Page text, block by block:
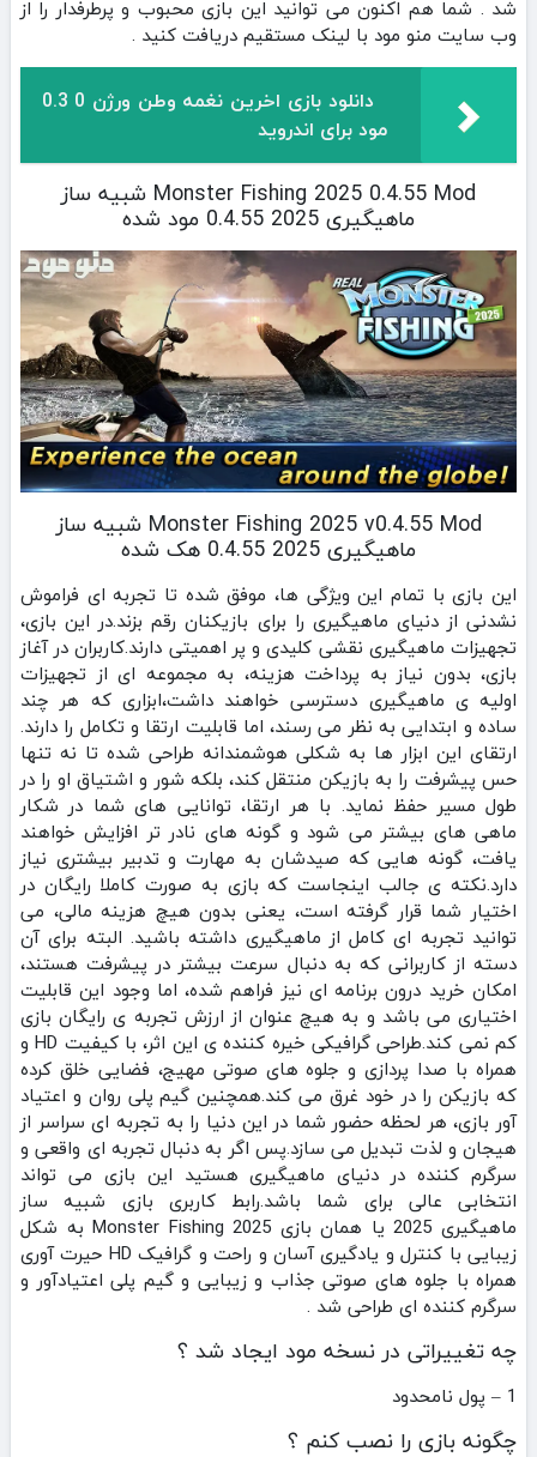
شد . شما هم اکنون می توانید این بازی محبوب و پرطرفدار را از
وب سایت منو مود با لینک مستقیم دریافت کنید .
دانلود بازی اخرین نغمه وطن ورژن 0 0.3
مود برای اندروید
Monster Fishing 2025 0.4.55 Mod شبیه ساز
ماهیگیری 2025 0.4.55 مود شده
Monster Fishing 2025 v0.4.55 Mod شبیه ساز
ماهیگیری 2025 0.4.55 هک شده
این بازی با تمام این ویژگی‌ ها، موفق شده تا تجربه‌ ای فراموش‌
نشدنی از دنیای ماهیگیری را برای بازیکنان رقم بزند.در این بازی،
تجهیزات ماهیگیری نقشی کلیدی و پر اهمیتی دارند.کاربران در آغاز
بازی، بدون نیاز به پرداخت هزینه، به مجموعه‌ ای از تجهیزات
اولیه‌ ی ماهیگیری دسترسی خواهند داشت،ابزاری که هر چند
ساده و ابتدایی به نظر می‌ رسند، اما قابلیت ارتقا و تکامل را دارند.
ارتقای این ابزار ها به شکلی هوشمندانه طراحی شده تا نه تنها
حس پیشرفت را به بازیکن منتقل کند، بلکه شور و اشتیاق او را در
طول مسیر حفظ نماید. با هر ارتقا، توانایی‌ های شما در شکار
ماهی‌ های بیشتر می شود و گونه‌ های نادر تر افزایش خواهند
یافت، گونه هایی که صیدشان به مهارت و تدبیر بیشتری نیاز
دارد.نکته‌ ی جالب اینجاست که بازی به صورت کاملا رایگان در
اختیار شما قرار گرفته است، یعنی بدون هیچ هزینه مالی، می‌
توانید تجربه‌ ای کامل از ماهیگیری داشته باشید. البته برای آن
دسته از کاربرانی که به دنبال سرعت بیشتر در پیشرفت هستند،
امکان خرید درون برنامه‌ ای نیز فراهم شده، اما وجود این قابلیت
اختیاری می باشد و به هیچ عنوان از ارزش تجربه‌ ی رایگان بازی
کم نمی کند.طراحی گرافیکی خیره‌ کننده‌ ی این اثر، با کیفیت HD و
همراه با صدا پردازی و جلوه‌ های صوتی مهیج، فضایی خلق کرده
که بازیکن را در خود غرق می‌ کند.همچنین گیم‌ پلی روان و اعتیاد
آور بازی، هر لحظه‌ حضور شما در این دنیا را به تجربه‌ ای سراسر از
هیجان و لذت تبدیل می‌ سازد‌.پس اگر به دنبال تجربه‌ ای واقعی و
سرگرم‌ کننده در دنیای ماهیگیری هستید این بازی می‌ تواند
انتخابی عالی برای شما باشد.رابط کاربری بازی شبیه ساز
ماهیگیری 2025 یا همان بازی Monster Fishing 2025 به شکل
زیبایی با کنترل و یادگیری آسان و راحت و گرافیک HD حیرت آوری
همراه با جلوه های صوتی جذاب و زیبایی و گیم پلی اعتیادآور و
سرگرم کننده ای طراحی شد .
چه تغییراتی در نسخه مود ایجاد شد ؟
1 – پول نامحدود
چگونه بازی را نصب کنم ؟